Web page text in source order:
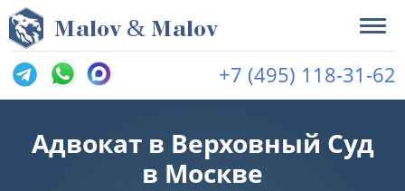
Malov & Malov
+7 (495) 118-31-62
Адвокат в Верховный Суд
в Москве